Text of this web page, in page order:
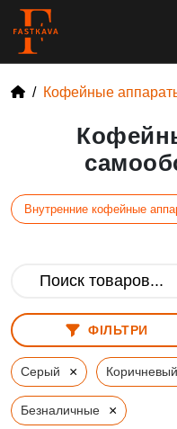
Кофейные
Внутренние кофейные
ФІЛЬТРИ
Серый × Коричневый
Безналичные ×